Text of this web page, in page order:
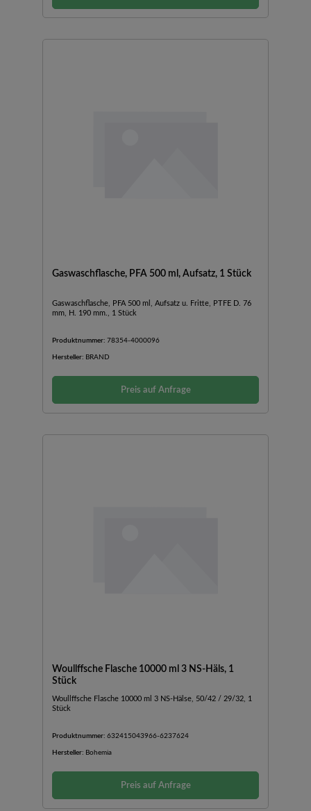
Gaswaschflasche, PFA 500 ml, Aufsatz, 1 Stück
Gaswaschflasche, PFA 500 ml, Aufsatz u. Fritte, PTFE D. 76
mm, H. 190 mm., 1 Stück
Produktnummer: 78354-4000096
Hersteller: BRAND
Preis auf Anfrage
Woullffsche Flasche 10000 ml 3 NS-Häls, 1
Stück
Woullffsche Flasche 10000 ml 3 NS-Hälse, 50/42 / 29/32, 1
Stück
Produktnummer: 632415043966-6237624
Hersteller: Bohemia
Preis auf Anfrage